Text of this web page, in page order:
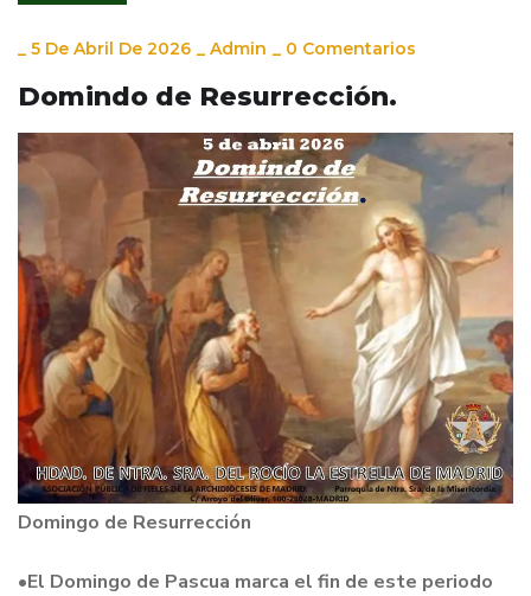
5 De Abril De 2026 Admin 0 Comentarios
Domindo de Resurrección.
Domingo de Resurrección
•El Domingo de Pascua marca el fin de este periodo